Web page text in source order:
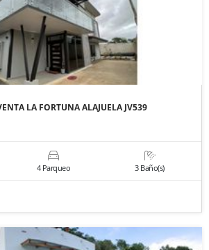
LA FORTUNA ALAJUELA JV539
4 Parqueo 3 Baño(s)